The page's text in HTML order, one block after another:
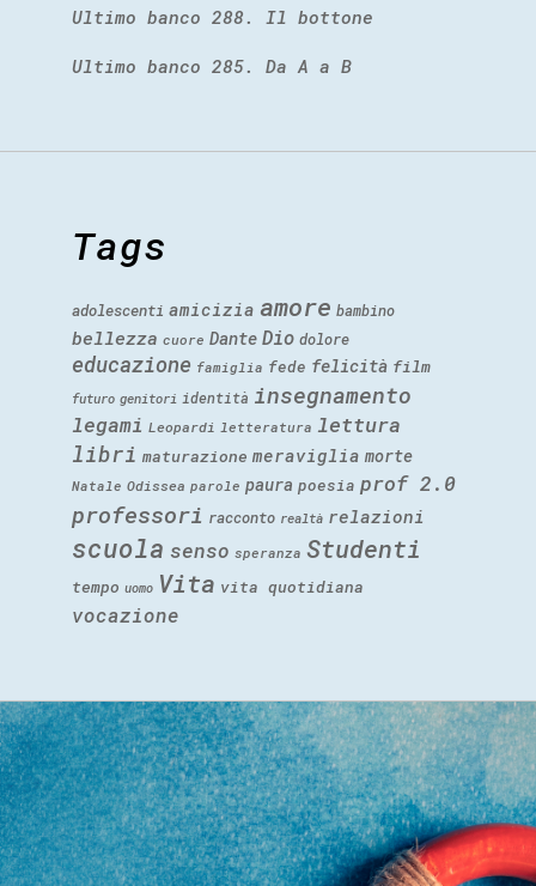
Ultimo banco 288. Il bottone
Ultimo banco 285. Da A a B
Tags
adolescenti amicizia amore bambino
bellezza cuore Dante Dio dolore
educazione famiglia fede felicità film
futuro genitori identità insegnamento
legami Leopardi letteratura lettura
libri maturazione meraviglia morte
Natale Odissea parole paura poesia prof 2.0
professori racconto realtà relazioni
scuola senso speranza Studenti
tempo uomo Vita vita quotidiana
vocazione